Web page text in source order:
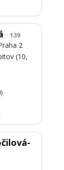
139
2
(10,